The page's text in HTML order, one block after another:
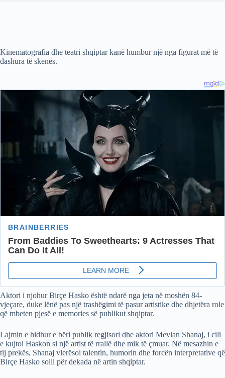
Kinematografia dhe teatri shqiptar kanë humbur një nga figurat më të
dashura të skenës.
Aktori i njohur Birçe Hasko është ndarë nga jeta në moshën 84-
vjeçare, duke lënë pas një trashëgimi të pasur artistike dhe dhjetëra role
që mbeten pjesë e memories së publikut shqiptar.
Lajmin e hidhur e bëri publik regjisori dhe aktori Mevlan Shanaj, i cili
e kujtoi Haskon si një artist të rrallë dhe mik të çmuar. Në mesazhin e
tij prekës, Shanaj vlerësoi talentin, humorin dhe forcën interpretative që
Birçe Hasko solli për dekada në artin shqiptar.